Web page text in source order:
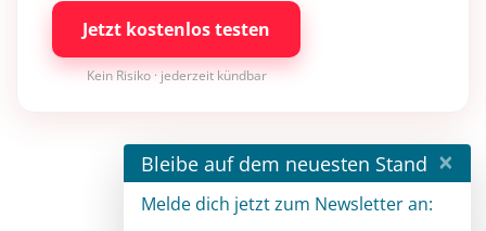
Jetzt kostenlos testen
Kein Risiko · jederzeit kündbar
Bleibe auf dem neuesten Stand ×
Melde dich jetzt zum Newsletter an: